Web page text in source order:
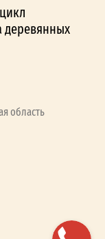
деревянных
область